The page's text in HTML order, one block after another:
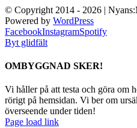
© Copyright 2014 - 2026 |
Powered by WordPress
FacebookInstagramSpotify
Byt glidfält
OMBYGGNAD SKER!
Vi håller på att testa och göra om
rörigt på hemsidan. Vi ber om
överseende under tiden!
Page load link